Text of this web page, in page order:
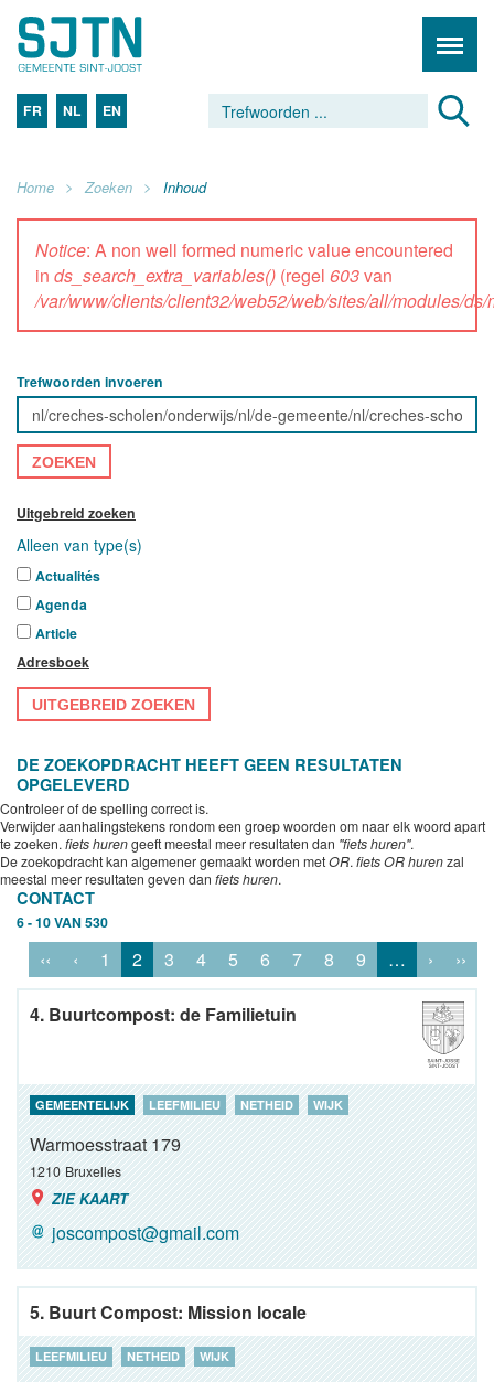
FR NL EN
Home Zoeken Inhoud
Notice: A non well formed numeric value encountered
in ds_search_extra_variables() (regel 603van
/var/www/clients/client32/web52/web/sites/all/modules/
Trefwoorden invoeren
ZOEKEN
Uitgebreid zoeken
Alleen van type(s)
Actualités
Agenda
Article
Adresboek
UITGEBREID ZOEKEN
DE ZOEKOPDRACHT HEEFT GEEN RESULTATEN
OPGELEVERD
Controleer of de spelling correct is.
Verwijder aanhalingstekens rondom een groep woorden om naar elk woord apart
te zoeken. fiets hurengeeft meestal meer resultaten dan "fiets huren".
De zoekopdracht kan algemener gemaakt worden metOR. fiets OR hurenzal
meestal meer resultaten geven dan fiets huren.
CONTACT
6 - 10 VAN 530
‹‹ ‹ 1 2 3 4 5 6 7 8 9 … › ››
4. Buurtcompost: de Familietuin
GEMEENTELIJK LEEFMILIEU NETHEID WIJK
Warmoesstraat 179
1210 Bruxelles
ZIE KAART
joscompost@gmail.com
5. Buurt Compost: Mission locale
LEEFMILIEU NETHEID WIJK